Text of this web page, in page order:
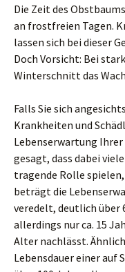
Die Zeit des
an frostfreien Tagen.
lassen sich bei dieser
Doch Vorsicht: Bei
Winterschnitt das
Falls Sie sich
Krankheiten und
Lebenserwartung
gesagt, dass dabei
tragende Rolle
beträgt die
veredelt, deutlich über
allerdings nur ca. 15
Alter nachlässt.
Lebensdauer einer auf